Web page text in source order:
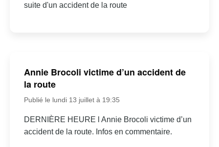
suite d'un accident de la route
Annie Brocoli victime d’un accident de
la route
Publié le lundi 13 juillet à 19:35
DERNIÈRE HEURE l Annie Brocoli victime d’un
accident de la route. Infos en commentaire.